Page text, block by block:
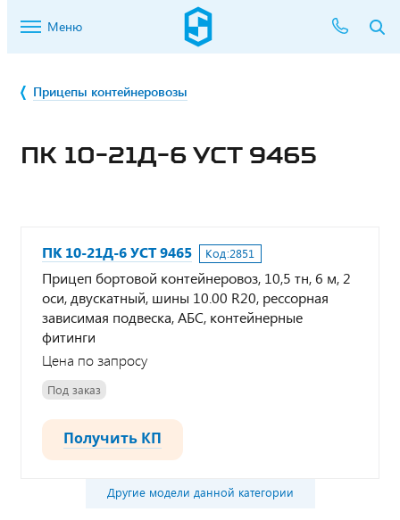
Меню
Прицепы контейнеровозы
ПК 10-21Д-6 УСТ 9465
ПК 10-21Д-6 УСТ 9465 Код:2851
Прицеп бортовой контейнеровоз, 10,5 тн, 6 м, 2
оси, двускатный, шины 10.00 R20, рессорная
зависимая подвеска, АБС, контейнерные
фитинги
Цена по запросу
Под заказ
Получить КП
Другие модели данной категории